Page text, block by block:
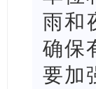
雨和
确保
要加